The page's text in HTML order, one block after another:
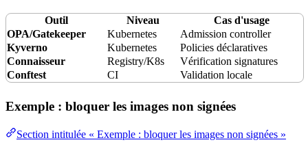
Outil Niveau
Cas d'usage
OPA/Gatekeeper
Kubernetes Admission controller
Kyverno
Kubernetes
Policies déclaratives
Connaisseur
Registry/K8s
Vérification signatures
Conftest
CI Validation locale
Exemple : bloquer les images non signées
Section intitulée « Exemple : bloquer les images non signées »